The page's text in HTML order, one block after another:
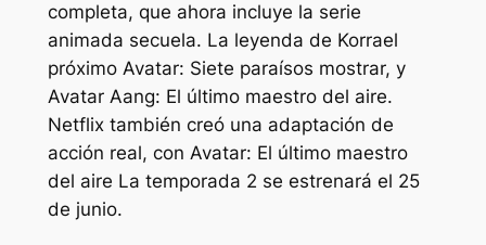
completa, que ahora incluye la serie
animada secuela. La leyenda de Korrael
próximo Avatar: Siete paraísos mostrar, y
Avatar Aang: El último maestro del aire.
Netflix también creó una adaptación de
acción real, con Avatar: El último maestro
del aire La temporada 2 se estrenará el 25
de junio.